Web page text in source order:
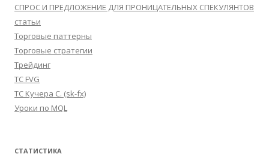
СПРОС И ПРЕДЛОЖЕНИЕ ДЛЯ ПРОНИЦАТЕЛЬНЫХ СПЕКУЛЯНТОВ
статьи
Торговые паттерны
Торговые стратегии
Трейдинг
ТС FVG
ТС Кучера С. (sk-fx)
Уроки по MQL
СТАТИСТИКА